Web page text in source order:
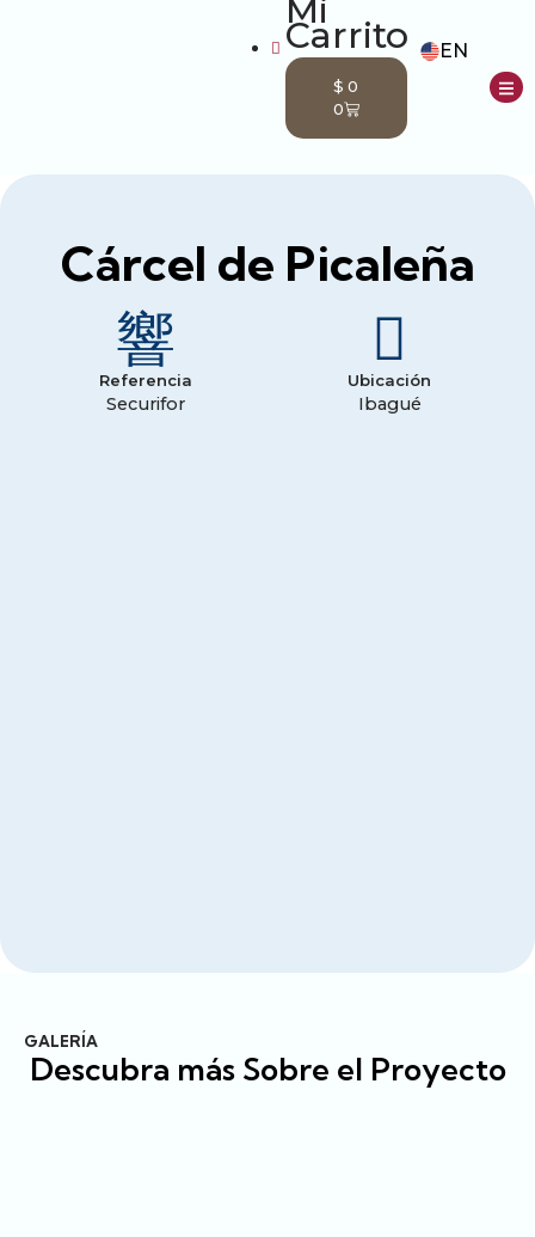
$ 0
0
EN
Cárcel de Picaleña
Referencia
Securifor
Ubicación
Ibagué
GALERÍA
Descubra más Sobre el Proyecto